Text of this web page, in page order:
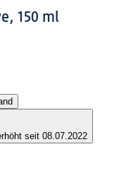
150 ml
seit 08.07.2022